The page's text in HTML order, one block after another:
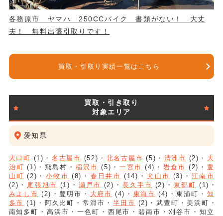
各務原市 ヤマハ 250CCバイク 書類がない！ 大丈
夫！ 無料出張引取りです！
買取・引取り実績一覧はこちら
買取・引き取り
対象エリア
愛知県
大口町 (1) 名古屋市 (52) 北名古屋市 (5) 清洲市 (2)
大
治町 (1) 飛島村 稲沢市 (5) 一宮市 (4) 岩倉市 (2)
豊
山町 (2) 小牧市 (8) 春日井市 (14) 犬山市 (3)
江南市
(2)
尾張旭市 (1) 瀬戸市 (2) 長久手市 (2) 東郷町 (1)
みよし市 (2) 豊明市 大府市 (4) 東海市 (4) 東浦町
知
多市 (1) 阿久比町 常滑市 半田市 (2) 武豊町
美浜町
南知多町
高浜市 一色町 西尾市 碧南市 刈谷市
知立